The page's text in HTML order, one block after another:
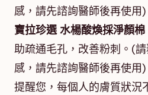
感，請先諮詢醫師後再使用)
寶拉珍選 水楊酸煥採淨顏棉
助疏通毛孔，改善粉刺。(
感，請先諮詢醫師後再使用)
提醒您，每個人的膚質狀況